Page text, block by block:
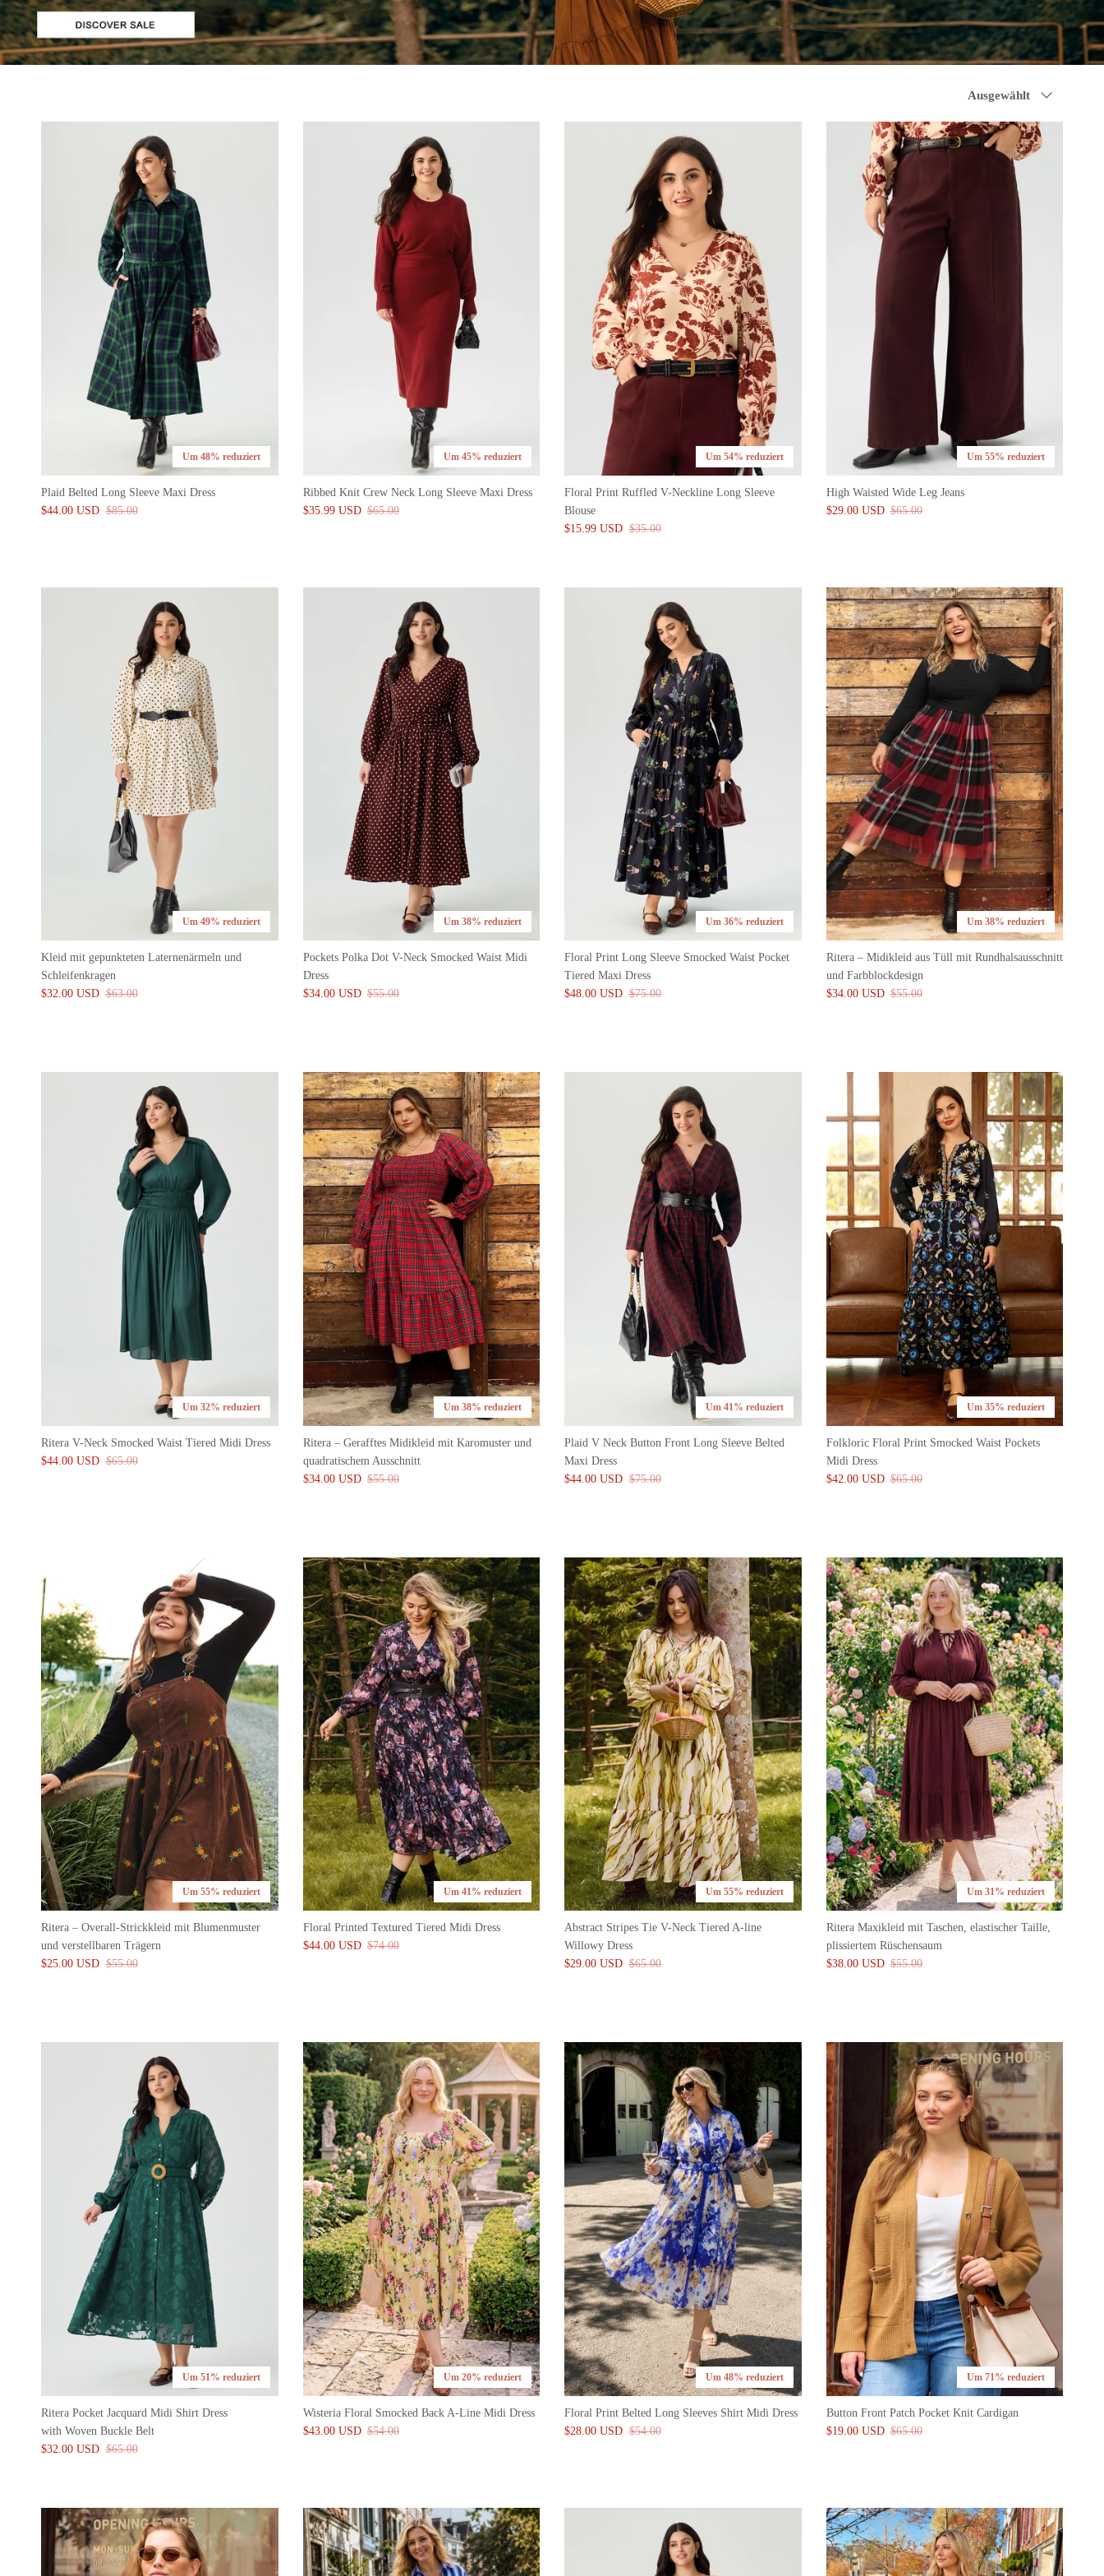
Ausgewählt
Um 48% reduziert
Plaid Belted Long Sleeve Maxi Dress
$44.00 USD $85.00
Um 45% reduziert
Ribbed Knit Crew Neck Long Sleeve Maxi Dress
$35.99 USD $65.00
Um 54% reduziert
Floral Print Ruffled V-Neckline Long Sleeve
Blouse
$15.99 USD $35.00
Um 55% reduziert
High Waisted Wide Leg Jeans
$29.00 USD $65.00
Um 49% reduziert
Kleid mit gepunkteten Laternenärmeln und
Schleifenkragen
$32.00 USD $63.00
Um 38% reduziert
Pockets Polka Dot V-Neck Smocked Waist Midi
Dress
$34.00 USD $55.00
Um 36% reduziert
Floral Print Long Sleeve Smocked Waist Pocket
Tiered Maxi Dress
$48.00 USD $75.00
Um 38% reduziert
Ritera – Midikleid aus Tüll mit Rundhalsausschnitt
und Farbblockdesign
$34.00 USD $55.00
Um 32% reduziert
Ritera V-Neck Smocked Waist Tiered Midi Dress
$44.00 USD $65.00
Um 38% reduziert
Ritera – Gerafftes Midikleid mit Karomuster und
quadratischem Ausschnitt
$34.00 USD $55.00
Um 41% reduziert
Plaid V Neck Button Front Long Sleeve Belted
Maxi Dress
$44.00 USD $75.00
Um 35% reduziert
Folkloric Floral Print Smocked Waist Pockets
Midi Dress
$42.00 USD $65.00
Um 55% reduziert
Ritera – Overall-Strickkleid mit Blumenmuster
und verstellbaren Trägern
$25.00 USD $55.00
Um 41% reduziert
Floral Printed Textured Tiered Midi Dress
$44.00 USD $74.00
Um 55% reduziert
Abstract Stripes Tie V-Neck Tiered A-line
Willowy Dress
$29.00 USD $65.00
Um 31% reduziert
Ritera Maxikleid mit Taschen, elastischer Taille,
plissiertem Rüschensaum
$38.00 USD $55.00
Um 51% reduziert
Ritera Pocket Jacquard Midi Shirt Dress
with Woven Buckle Belt
$32.00 USD $65.00
Um 20% reduziert
Wisteria Floral Smocked Back A-Line Midi Dress
$43.00 USD $54.00
Um 48% reduziert
Floral Print Belted Long Sleeves Shirt Midi Dress
$28.00 USD $54.00
Um 71% reduziert
Button Front Patch Pocket Knit Cardigan
$19.00 USD $65.00